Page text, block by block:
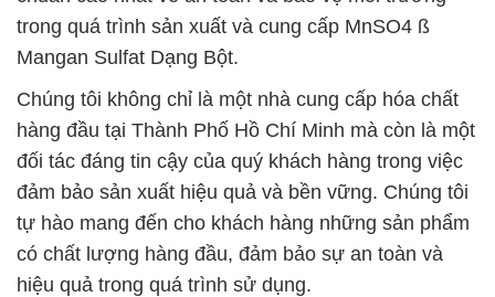
trong quá trình sản xuất và cung cấp MnSO4 ß
Mangan Sulfat Dạng Bột.
Chúng tôi không chỉ là một nhà cung cấp hóa chất
hàng đầu tại Thành Phố Hồ Chí Minh mà còn là một
đối tác đáng tin cậy của quý khách hàng trong việc
đảm bảo sản xuất hiệu quả và bền vững. Chúng tôi
tự hào mang đến cho khách hàng những sản phẩm
có chất lượng hàng đầu, đảm bảo sự an toàn và
hiệu quả trong quá trình sử dụng.